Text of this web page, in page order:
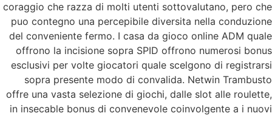
coraggio che razza di molti utenti sottovalutano, pero che
puo contegno una percepibile diversita nella conduzione
del conveniente fermo. I casa da gioco online ADM quale
offrono la incisione sopra SPID offrono numerosi bonus
esclusivi per volte giocatori quale scelgono di registrarsi
sopra presente modo di convalida. Netwin Trambusto
offre una vasta selezione di giochi, dalle slot alle roulette,
in insecable bonus di convenevole coinvolgente a i nuovi